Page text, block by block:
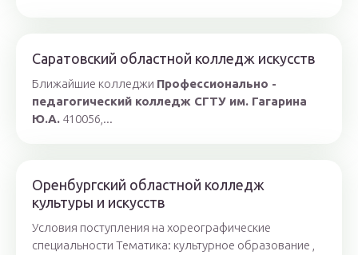
Саратовский областной колледж искусств
Ближайшие колледжи Профессионально -
педагогический колледж СГТУ им. Гагарина
Ю.А. 410056,...
Оренбургский областной колледж
культуры и искусств
Условия поступления на хореографические
специальности Тематика: культурное образование ,